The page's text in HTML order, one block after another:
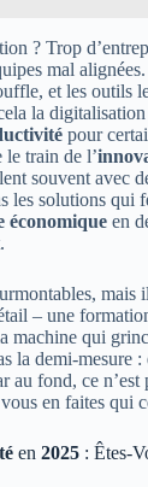
? Trop
mal
et les outils
la
pour
train de l’
souvent avec
les solutions qui
économique en
mais
– une
machine qui
la demi-mesure
au fond, ce
en faites qui
en 2025 : Êtes-